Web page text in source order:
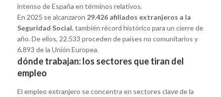
intenso de España en términos relativos.
En 2025 se alcanzaron 29.426 afiliados extranjeros a la
Seguridad Social, también récord histórico para un cierre de
año. De ellos, 22.533 proceden de países no comunitarios y
6.893 de la Unión Europea.
dónde trabajan: los sectores que tiran del
empleo
El empleo extranjero se concentra en sectores clave de la